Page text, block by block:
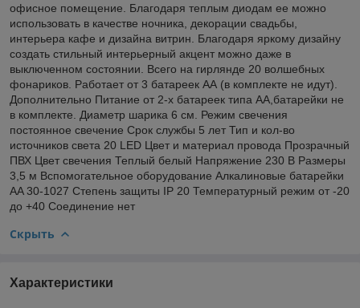
офисное помещение. Благодаря теплым диодам ее можно
использовать в качестве ночника, декорации свадьбы,
интерьера кафе и дизайна витрин. Благодаря яркому дизайну
создать стильный интерьерный акцент можно даже в
выключенном состоянии. Всего на гирлянде 20 волшебных
фонариков. Работает от 3 батареек АА (в комплекте не идут).
Дополнительно Питание от 2-х батареек типа AA,батарейки не
в комплекте. Диаметр шарика 6 см. Режим свечения
постоянное свечение Срок службы 5 лет Тип и кол-во
источников света 20 LED Цвет и материал провода Прозрачный
ПВХ Цвет свечения Теплый белый Напряжение 230 В Размеры
3,5 м Вспомогательное оборудование Алкалиновые батарейки
AA 30-1027 Степень защиты IP 20 Температурный режим от -20
до +40 Соединение нет
Скрыть
Характеристики